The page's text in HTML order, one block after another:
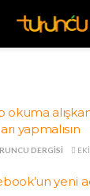
okuma
yapmalısın
DERGISI
yeni